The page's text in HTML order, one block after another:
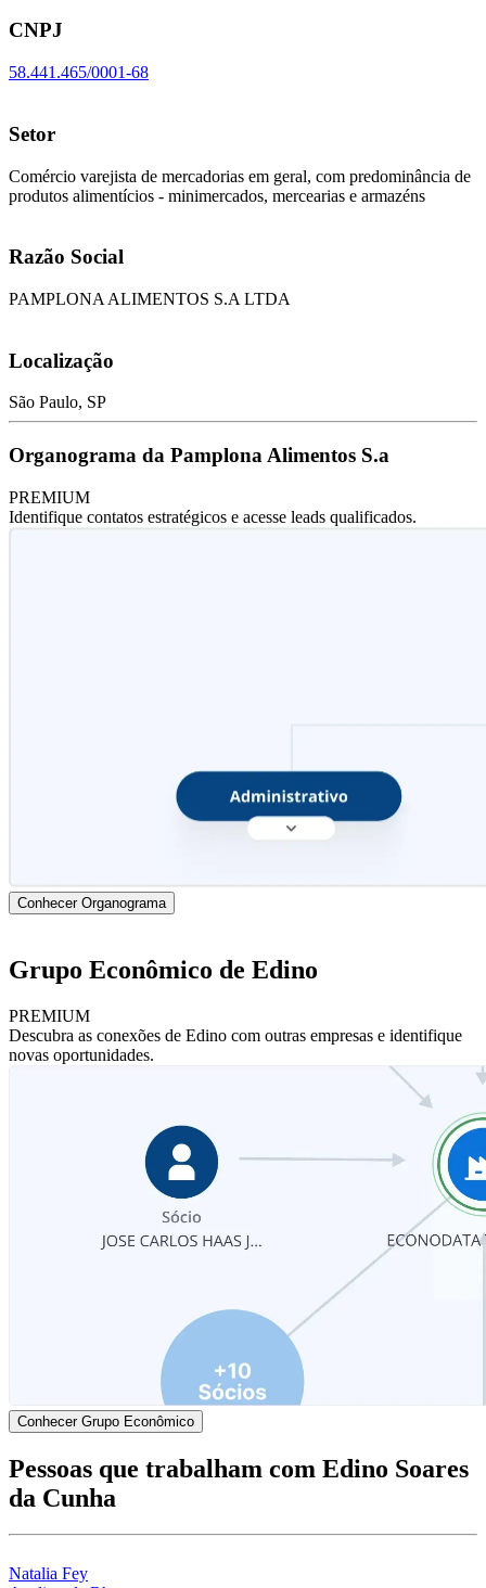
minimercados, mercearias e armazéns, de acordo com o código
CNPJ
58.441.465/0001-68
Setor
Comércio varejista de mercadorias em geral, com predominância de
produtos alimentícios - minimercados, mercearias e armazéns
Razão Social
PAMPLONA ALIMENTOS S.A LTDA
Localização
São Paulo, SP
Organograma da Pamplona Alimentos S.a
PREMIUM
Identifique contatos estratégicos e acesse leads qualificados.
Conhecer Organograma
Grupo Econômico de Edino
PREMIUM
Descubra as conexões de Edino com outras empresas e identifique
novas oportunidades.
Conhecer Grupo Econômico
Pessoas que trabalham com Edino Soares
da Cunha
Natalia Fey